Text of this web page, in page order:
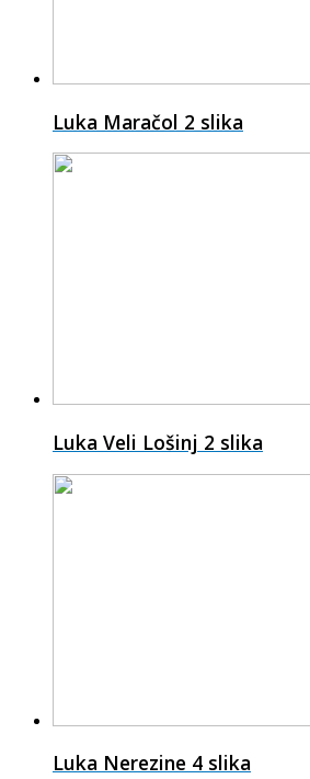
Luka Maračol 2 slika
Luka Veli Lošinj 2 slika
Luka Nerezine 4 slika